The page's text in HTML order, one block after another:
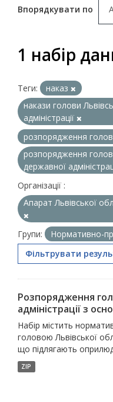
Впорядкувати по
1 набір
Теги:
наказ
накази голови
адміністрації
розпорядження
розпорядження
державної
Організації :
Апарат Львівської
Групи:
Нормативно-
Фільтрувати
Розпорядження
адміністрації з
Набір містить
головою Львівської
що підлягають
ZIP